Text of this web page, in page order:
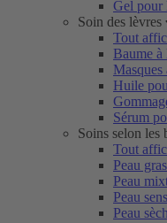
Gel pour
Soin des lèvres
Tout
Baume à
Masques
Huile
Sérum
Soins selon les
Tout
Peau
Peau
Peau
Peau